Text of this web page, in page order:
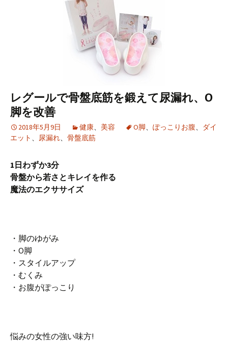
レグールで骨盤底筋を鍛えて尿漏れ、O
脚を改善
2018年5月9日 健康、 美容 O脚、 ぽっこりお腹、
ダイ
エット 、 尿漏れ、 骨盤底筋
1日わずか3分
骨盤から若さとキレイを作る
魔法のエクササイズ
・脚のゆがみ
・O脚
・スタイルアップ
・むくみ
・お腹がぽっこり
悩みの女性の強い味方!